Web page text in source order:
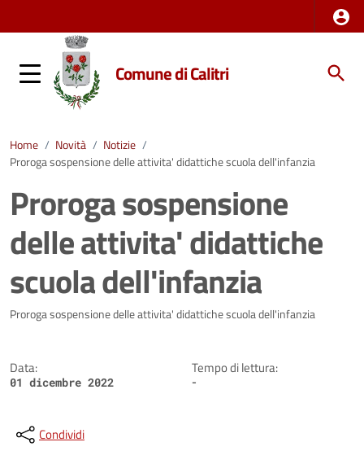
Comune di Calitri
Home / Novità / Notizie /
Proroga sospensione delle attivita' didattiche scuola dell'infanzia
Proroga sospensione
delle attivita' didattiche
scuola dell'infanzia
Dettagli della notizia
Proroga sospensione delle attivita' didattiche scuola dell'infanzia
Data:
01 dicembre 2022
Tempo di lettura:
-
Condividi